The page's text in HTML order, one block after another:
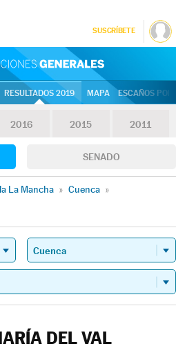
SUSCRÍBETE
RESULTADOS 2019 MAPA ESCAÑOS
2016 2015 2011
SENADO
La Mancha » Cuenca »
DEL VAL